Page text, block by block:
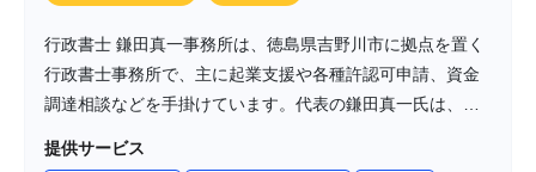
行政書士 鎌田真一事務所は、徳島県吉野川市に拠点を置く
行政書士事務所で、主に起業支援や各種許認可申請、資金
調達相談などを手掛けています。代表の鎌田真一氏は、土
提供サービス